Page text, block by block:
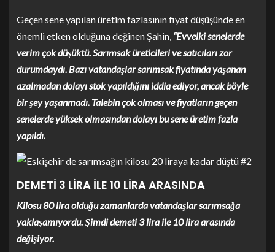
Geçen sene yapılan üretim fazlasının fiyat düşüşünde en
önemli etken olduğuna değinen Şahin, “Evvelki senelerde
verim çok düşüktü. Sarımsak üreticileri ve satıcıları zor
durumdaydı. Bazı vatandaşlar sarımsak fiyatında yaşanan
azalmadan dolayı stok yapıldığını iddia ediyor, ancak böyle
bir şey yaşanmadı. Talebin çok olması ve fiyatların geçen
senelerde yüksek olmasından dolayı bu sene üretim fazla
yapıldı.
DEMETİ 3 LİRA İLE 10 LİRA ARASINDA
Kilosu 80 lira olduğu zamanlarda vatandaşlar sarımsağa
yaklaşamıyordu. Şimdi demeti 3 lira ile 10 lira arasında
değişiyor.